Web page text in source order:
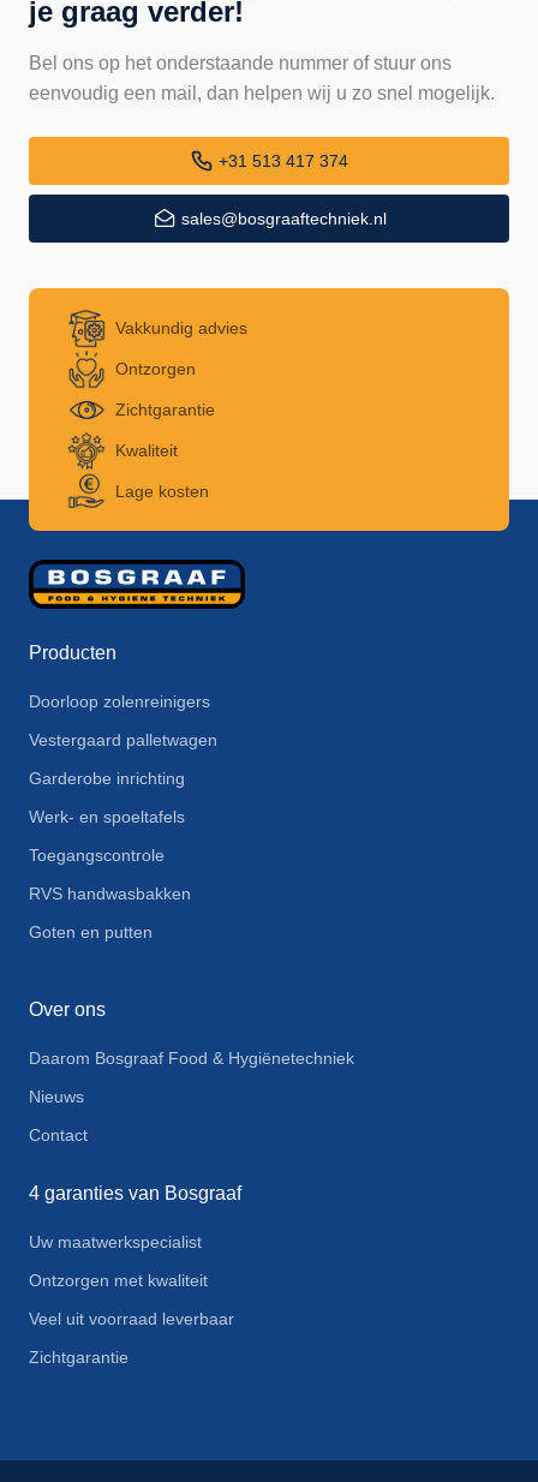
je graag verder!
Bel ons op het onderstaande nummer of stuur ons
eenvoudig een mail, dan helpen wij u zo snel mogelijk.
+31 513 417 374
sales@bosgraaftechniek.nl
Vakkundig advies
Ontzorgen
Zichtgarantie
Kwaliteit
Lage kosten
Producten
Doorloop zolenreinigers
Vestergaard palletwagen
Garderobe inrichting
Werk- en spoeltafels
Toegangscontrole
RVS handwasbakken
Goten en putten
Over ons
Daarom Bosgraaf Food & Hygiënetechniek
Nieuws
Contact
4 garanties van Bosgraaf
Uw maatwerkspecialist
Ontzorgen met kwaliteit
Veel uit voorraad leverbaar
Zichtgarantie